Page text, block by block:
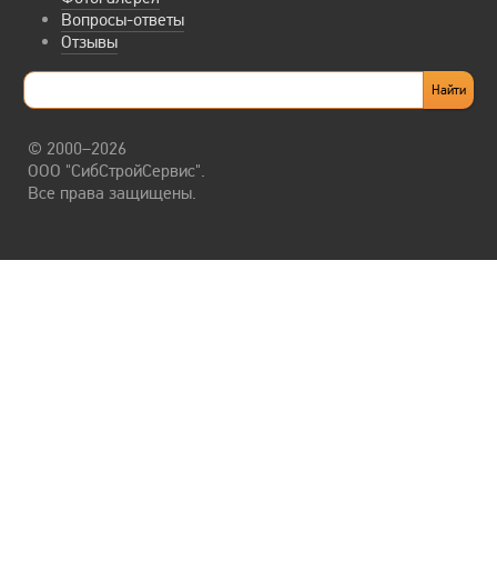
Вопросы-ответы
Отзывы
© 2000–2026
ООО "СибСтройСервис".
Все права защищены.